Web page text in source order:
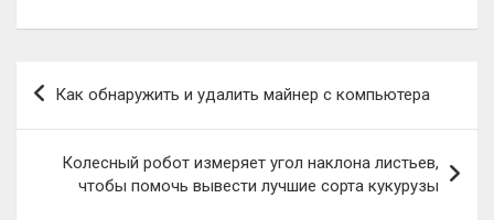
Навигация
по
Как обнаружить и удалить майнер с компьютера
Колесный робот измеряет угол наклона листьев,
чтобы помочь вывести лучшие сорта кукурузы